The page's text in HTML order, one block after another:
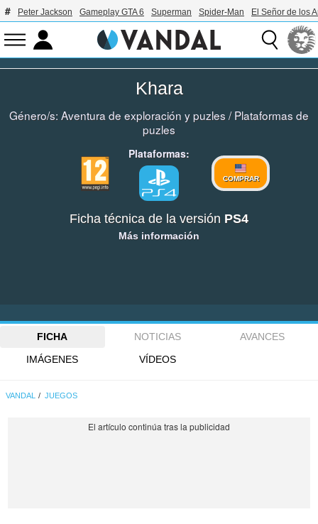
Peter Jackson Gameplay GTA 6 Superman Spider-Man El Señor de los
Khara
Género/s: Aventura de exploración y puzles/Plataformas de
puzles
Plataformas:
COMPRAR
Ficha técnica de la versión PS4
Más información
FICHA NOTICIAS
AVANCES
IMÁGENES
VÍDEOS
VANDAL JUEGOS